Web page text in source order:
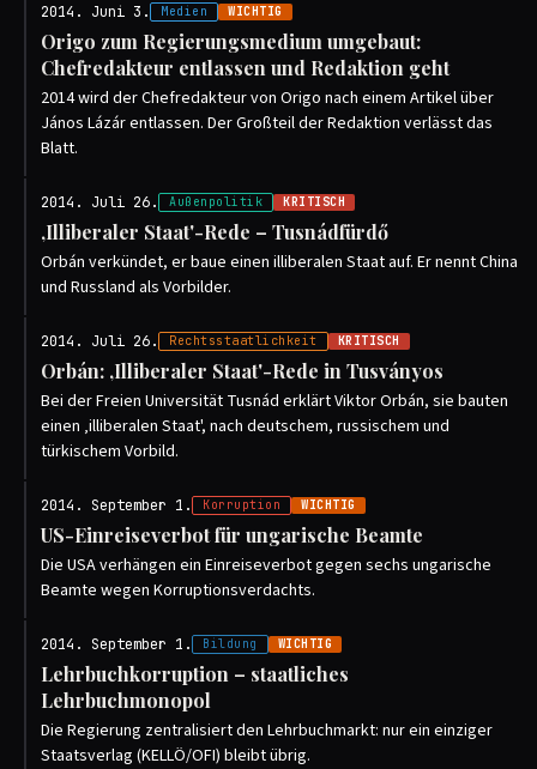
2014. Juni 3. Medien WICHTIG
Origo zum Regierungsmedium umgebaut:
Chefredakteur entlassen und Redaktion geht
2014 wird der Chefredakteur von Origo nach einem Artikel über
János Lázár entlassen. Der Großteil der Redaktion verlässt das
Blatt.
2014. Juli 26. Außenpolitik KRITISCH
‚Illiberaler Staat'-Rede – Tusnádfürdő
Orbán verkündet, er baue einen illiberalen Staat auf. Er nennt China
und Russland als Vorbilder.
2014. Juli 26. Rechtsstaatlichkeit KRITISCH
Orbán: ‚Illiberaler Staat'-Rede in Tusványos
Bei der Freien Universität Tusnád erklärt Viktor Orbán, sie bauten
einen ‚illiberalen Staat', nach deutschem, russischem und
türkischem Vorbild.
2014. September 1. Korruption WICHTIG
US-Einreiseverbot für ungarische Beamte
Die USA verhängen ein Einreiseverbot gegen sechs ungarische
Beamte wegen Korruptionsverdachts.
2014. September 1. Bildung WICHTIG
Lehrbuchkorruption – staatliches
Lehrbuchmonopol
Die Regierung zentralisiert den Lehrbuchmarkt: nur ein einziger
Staatsverlag (KELLÖ/OFI) bleibt übrig.